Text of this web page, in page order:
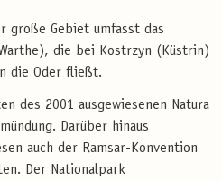
große Gebiet umfasst das
die bei Kostrzyn (Küstrin)
die Oder fließt.
des 2001 ausgewiesenen Natura
Darüber hinaus
auch der Ramsar-Konvention
Der Nationalpark